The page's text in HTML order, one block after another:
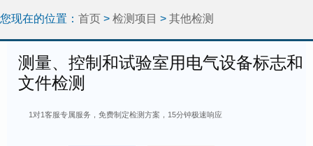
您现在的位置： 首页 > 检测项目 > 其他检测
测量、控制和试验室用电气设备标志和
文件检测
1对1客服专属服务，免费制定检测方案，15分钟极速响应